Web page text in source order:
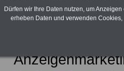
Beamtenrecht
Dürfen wir Ihre Daten nutzen, um
erheben Daten und verwenden